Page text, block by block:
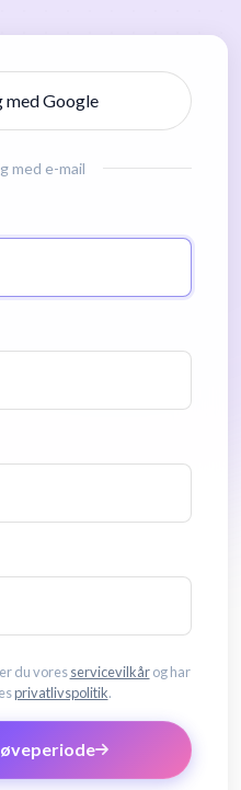
Google
med e-mail
du voresservicevilkårog har
privatlivspolitik.